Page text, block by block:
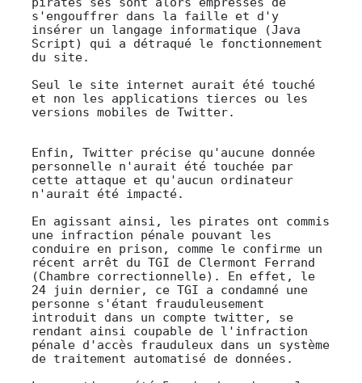
s'engouffrer dans la faille et d'y
insérer un langage informatique (Java
Script) qui a détraqué le fonctionnement
du site.
Seul le site internet aurait été touché
et non les applications tierces ou les
versions mobiles de Twitter.
Enfin, Twitter précise qu'aucune donnée
personnelle n'aurait été touchée par
cette attaque et qu'aucun ordinateur
n'aurait été impacté.
En agissant ainsi, les pirates ont commis
une infraction pénale pouvant les
conduire en prison, comme le confirme un
récent arrêt du TGI de Clermont Ferrand
(Chambre correctionnelle). En effet, le
24 juin dernier, ce TGI a condamné une
personne s'étant frauduleusement
introduit dans un compte twitter, se
rendant ainsi coupable de l'infraction
pénale d'accès frauduleux dans un système
de traitement automatisé de données.